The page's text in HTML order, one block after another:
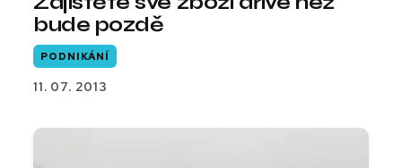
bude pozdě
PODNIKÁNÍ
11. 07. 2013